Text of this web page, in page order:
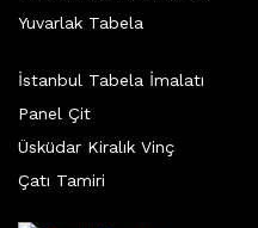
Yuvarlak Tabela
İstanbul Tabela İmalatı
Panel Çit
Üsküdar Kiralık Vinç
Çatı Tamiri